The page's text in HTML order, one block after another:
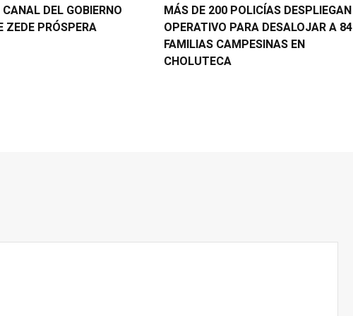
DEL GOBIERNO
ZEDE PRÓSPERA
MÁS DE 200 POLICÍAS DESPLIEGAN
OPERATIVO PARA DESALOJAR A 84
FAMILIAS CAMPESINAS EN
CHOLUTECA